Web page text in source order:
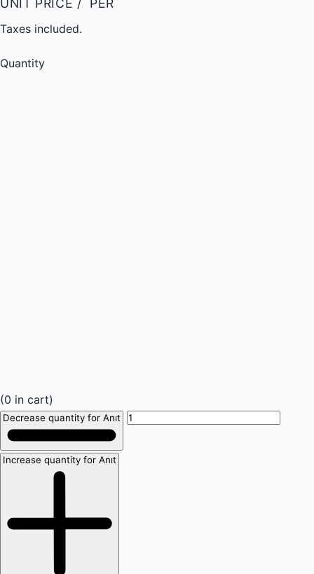
UNIT PRICE / PER
Taxes included.
Quantity
(0 in cart)
Decrease quantity for Anıt
Increase quantity for Anıt